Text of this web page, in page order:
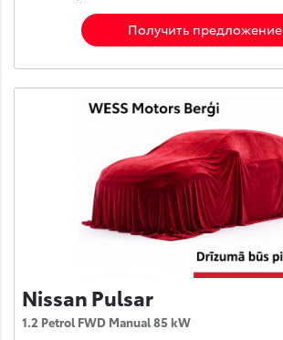
Получить предложение
Nissan Pulsar
1.2 Petrol FWD Manual 85 kW